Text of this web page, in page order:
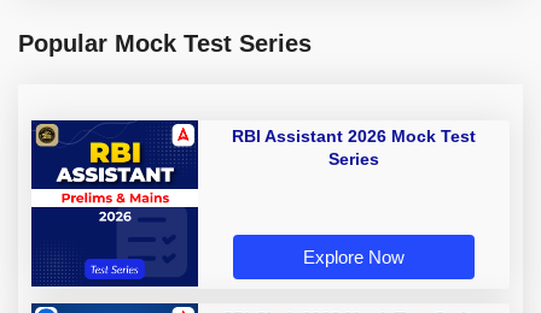
Popular Mock Test Series
RBI Assistant 2026 Mock Test
Series
Explore Now